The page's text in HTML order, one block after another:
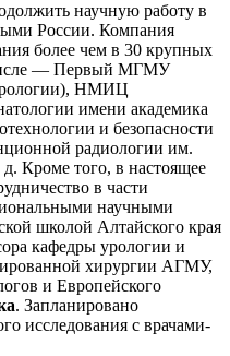
научную работу в
России. Компания
более чем в 30 крупных
— Первый МГМУ
НМИЦ
имени академика
и безопасности
радиологии им.
того, в настоящее
в части
научными
школой Алтайского края
кафедры урологии и
хирургии АГМУ,
и Европейского
. Запланировано
исследования с врачами-